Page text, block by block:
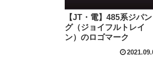
【JT・電】485系ジパン
グ（ジョイフルトレイ
ン）のロゴマーク